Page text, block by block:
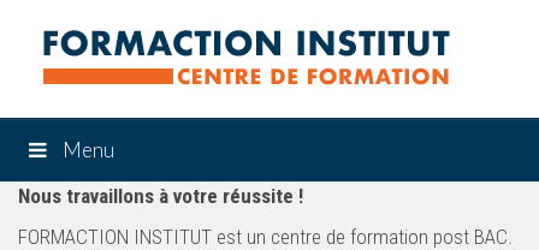
Menu
Nous travaillons à votre réussite !
FORMACTION INSTITUT est un centre de formation post BAC.